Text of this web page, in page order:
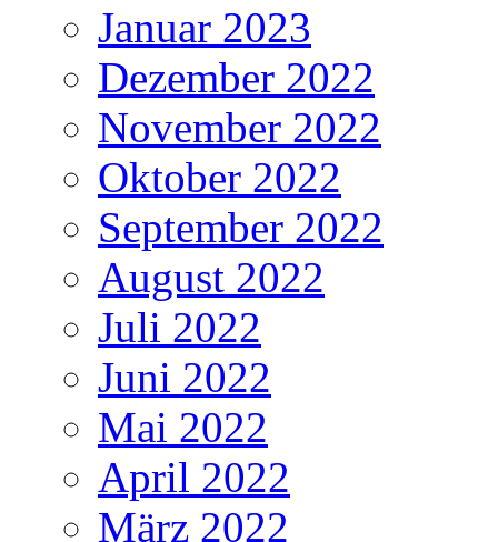
Januar 2023
Dezember 2022
November 2022
Oktober 2022
September 2022
August 2022
Juli 2022
Juni 2022
Mai 2022
April 2022
März 2022